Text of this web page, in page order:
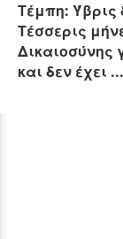
Τέμπη: Ύβρις
Τέσσερις
Δικαιοσύνης
και δεν έχει ...